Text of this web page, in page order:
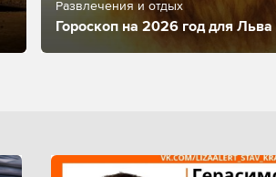
Развлечения и отдых
Гороскоп на 2026 год для Льва